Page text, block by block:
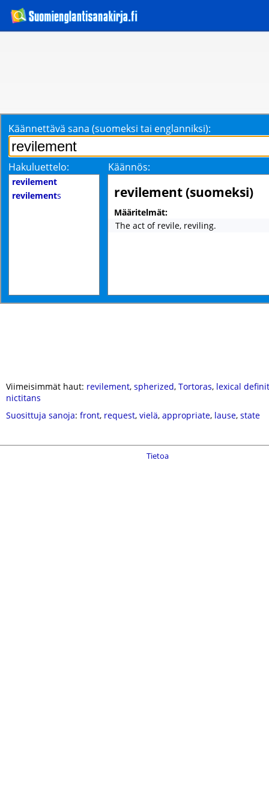
Käännettävä sana (suomeksi tai englanniksi):
Hakuluettelo: Käännös:
revilement
revilements revilement (suomeksi)
Määritelmät:
The act of revile, reviling.
Viimeisimmät haut: revilement, spherized, Tortoras, lexical
nictitans
Suosittuja sanoja: front, request, vielä, appropriate, lause, state
Tietoa